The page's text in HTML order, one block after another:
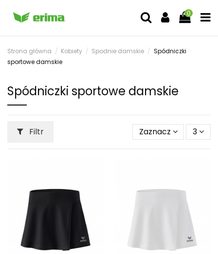
0
Strona główna Kobiety Spodnie damskie
Spódniczki
sportowe damskie
Spódniczki sportowe damskie
Filtr Zaznacz 3